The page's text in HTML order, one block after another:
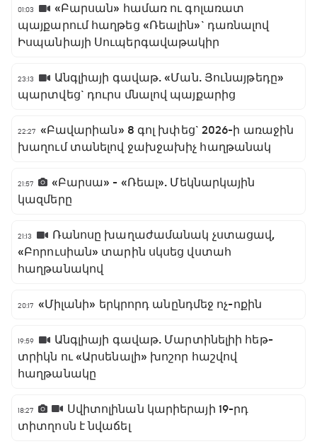
01:03
«Բարսան» համառ ու գոլառատ
պայքարում հաղթեց «Ռեալին»` դառնալով
Իսպանիայի Սուպերգավաթակիր
23:13
Անգլիայի գավաթ. «Ման. Յունայթեդը»
պարտվեց` դուրս մնալով պայքարից
22:27 «Բավարիան» 8 գոլ խփեց` 2026-ի առաջին
խաղում տանելով ջախջախիչ հաղթանակ
21:57
«Բարսա» - «Ռեալ». Մեկնարկային
կազմերը
21:13
Ռանոսը խաղաժամանակ չստացավ,
«Բորուսիան» տարին սկսեց վստահ
հաղթանակով
20:17 «Միլանի» երկրորդ անընդմեջ ոչ-ոքին
19:59
Անգլիայի գավաթ. Մարտինելիի հեթ-
տրիկն ու «Արսենալի» խոշոր հաշվով
հաղթանակը
18:27
Սվիտոլինան կարիերայի 19-րդ
տիտղոսն է նվաճել